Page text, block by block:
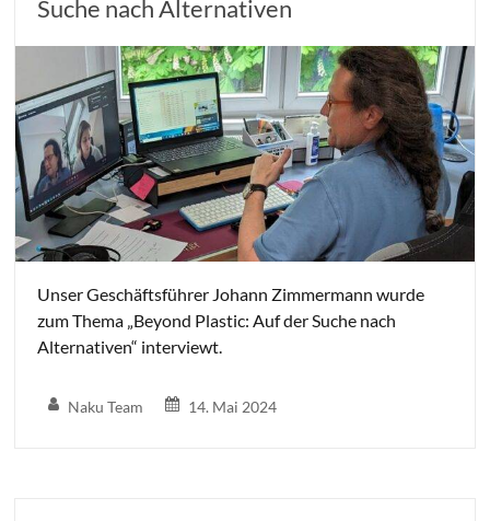
Suche nach Alternativen
Unser Geschäftsführer Johann Zimmermann wurde
zum Thema „Beyond Plastic: Auf der Suche nach
Alternativen“ interviewt.
Naku Team 14. Mai 2024